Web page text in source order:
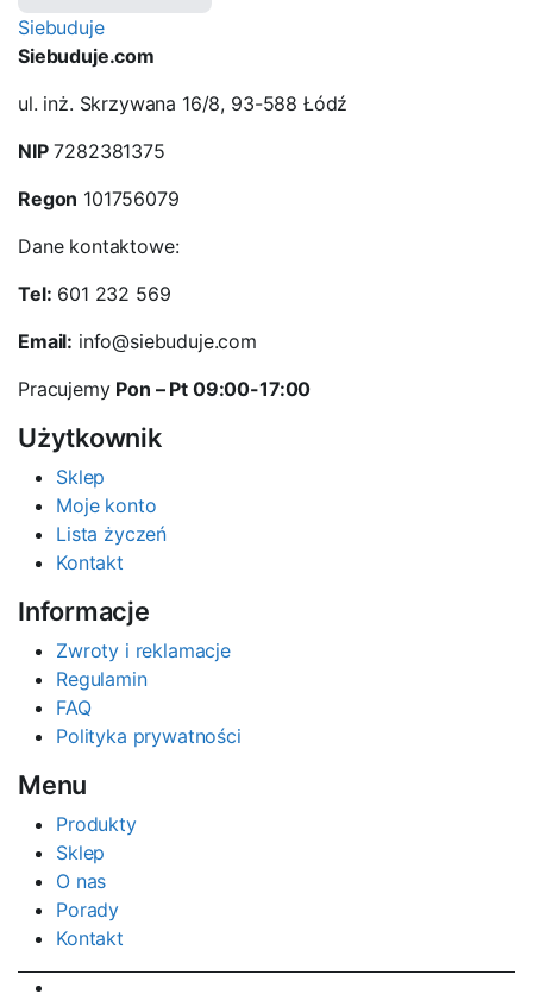
Siebuduje
Siebuduje.com
ul. inż. Skrzywana 16/8, 93-588 Łódź
NIP7282381375
Regon 101756079
Dane kontaktowe:
Tel: 601 232 569
Email: info@siebuduje.com
Pracujemy Pon – Pt 09:00-17:00
Użytkownik
Sklep
Moje konto
Lista życzeń
Kontakt
Informacje
Zwroty i reklamacje
Regulamin
FAQ
Polityka prywatności
Menu
Produkty
Sklep
O nas
Porady
Kontakt